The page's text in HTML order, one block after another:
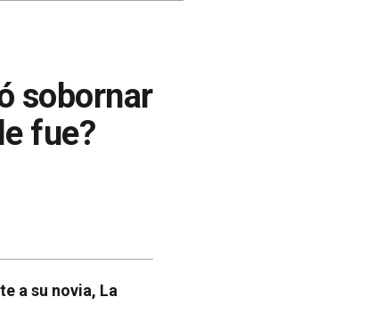
sobornar
fue?
a su novia, La